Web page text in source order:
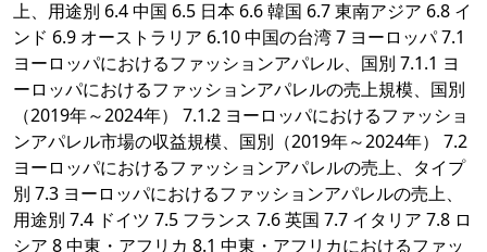
上、用途別 6.4 中国 6.5 日本 6.6 韓国 6.7 東南アジア 6.8 イ
ンド 6.9 オーストラリア 6.10 中国の台湾 7 ヨーロッパ 7.1
ヨーロッパにおけるファッションアパレル、国別 7.1.1 ヨ
ーロッパにおけるファッションアパレルの売上規模、国別
（2019年～2024年） 7.1.2 ヨーロッパにおけるファッショ
ンアパレル市場の収益規模、国別（2019年～2024年） 7.2
ヨーロッパにおけるファッションアパレルの売上、タイプ
別 7.3 ヨーロッパにおけるファッションアパレルの売上、
用途別 7.4 ドイツ 7.5 フランス 7.6 英国 7.7 イタリア 7.8 ロ
シア 8 中東・アフリカ 8.1 中東・アフリカにおけるファッ